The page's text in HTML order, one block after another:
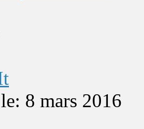
8 mars 2016